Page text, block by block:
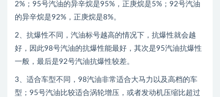
2%；95号汽油的异辛烷是95%，正庚烷是5%；92号汽油
的异辛烷是92%，正庚烷是8%。
2、抗爆性不同，汽油标号越高的情况下，抗爆性就会越
好，因此98号汽油的抗爆性能最好，其次是95汽油抗爆性
一般，最后是92号汽油抗爆性较差。
3、适合车型不同，98汽油非常适合大马力以及高档的车
型；95号汽油比较适合涡轮增压，或者发动机压缩比超过